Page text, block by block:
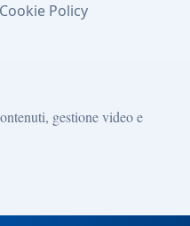
Cookie Policy
gestione video e